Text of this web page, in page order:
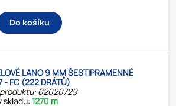
Do košíku
LANO 9 MM ŠESTIPRAMENNÉ
- FC (222 DRÁTŮ)
produktu: 02020729
skladu:1270 m